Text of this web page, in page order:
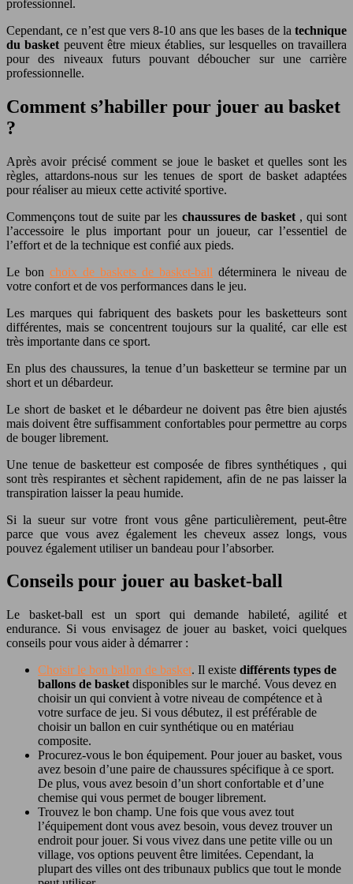
professionnel.
Cependant, ce n’est que vers 8-10 ans que les bases de la technique
du basket peuvent être mieux établies, sur lesquelles on travaillera
pour des niveaux futurs pouvant déboucher sur une carrière
professionnelle.
Comment s’habiller pour jouer au basket
?
Après avoir précisé comment se joue le basket et quelles sont les
règles, attardons-nous sur les tenues de sport de basket adaptées
pour réaliser au mieux cette activité sportive.
Commençons tout de suite par les chaussures de basket, qui sont
l’accessoire le plus important pour un joueur, car l’essentiel de
l’effort et de la technique est confié aux pieds.
Le bon choix de baskets de basket-ball déterminera le niveau de
votre confort et de vos performances dans le jeu.
Les marques qui fabriquent des baskets pour les basketteurs sont
différentes, mais se concentrent toujours sur la qualité, car elle est
très importante dans ce sport.
En plus des chaussures, la tenue d’un basketteur se termine par un
short et un débardeur.
Le short de basket et le débardeur ne doivent pas être bien ajustés
mais doivent être suffisamment confortables pour permettre au corps
de bouger librement.
Une tenue de basketteur est composée de fibres synthétiques , qui
sont très respirantes et sèchent rapidement, afin de ne pas laisser la
transpiration laisser la peau humide.
Si la sueur sur votre front vous gêne particulièrement, peut-être
parce que vous avez également les cheveux assez longs, vous
pouvez également utiliser un bandeau pour l’absorber.
Conseils pour jouer au basket-ball
Le basket-ball est un sport qui demande habileté, agilité et
endurance. Si vous envisagez de jouer au basket, voici quelques
conseils pour vous aider à démarrer :
Choisir le bon ballon de basket. Il existe différents types de
ballons de basket disponibles sur le marché. Vous devez en
choisir un qui convient à votre niveau de compétence et à
votre surface de jeu. Si vous débutez, il est préférable de
choisir un ballon en cuir synthétique ou en matériau
composite.
Procurez-vous le bon équipement. Pour jouer au basket, vous
avez besoin d’une paire de chaussures spécifique à ce sport.
De plus, vous avez besoin d’un short confortable et d’une
chemise qui vous permet de bouger librement.
Trouvez le bon champ. Une fois que vous avez tout
l’équipement dont vous avez besoin, vous devez trouver un
endroit pour jouer. Si vous vivez dans une petite ville ou un
village, vos options peuvent être limitées. Cependant, la
plupart des villes ont des tribunaux publics que tout le monde